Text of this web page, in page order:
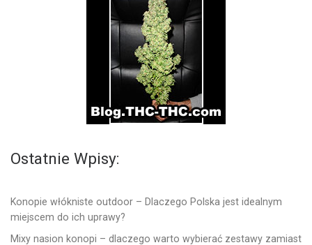
Ostatnie Wpisy:
Konopie włókniste outdoor – Dlaczego Polska jest idealnym
miejscem do ich uprawy?
Mixy nasion konopi – dlaczego warto wybierać zestawy zamiast